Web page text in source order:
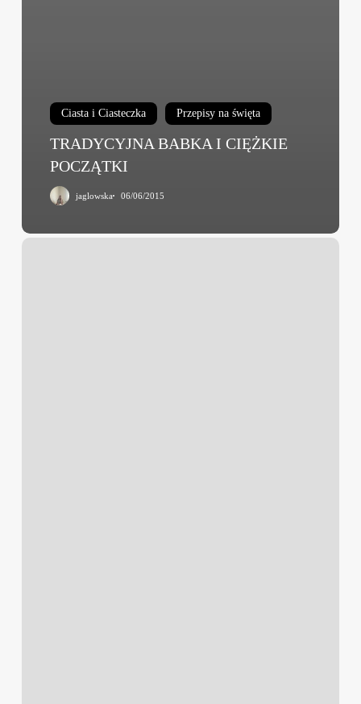
Ciasta i Ciasteczka Przepisy na święta
TRADYCYJNA BABKA I CIĘŻKIE
POCZĄTKI
jaglowska 06/06/2015